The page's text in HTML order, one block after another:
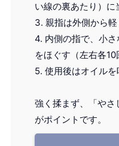
い線の裏あたり）に
3. 親指は外側から軽
4. 内側の指で、小
をほぐす（左右各10
5. 使用後はオイルを
強く揉まず、「や
がポイントです。